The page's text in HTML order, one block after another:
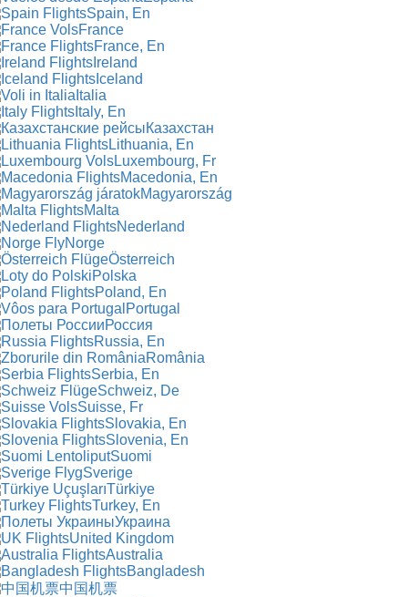
Spain, En
France
France, En
Ireland
Iceland
Italia
Italy, En
Казахстан
Lithuania, En
Luxembourg, Fr
Macedonia, En
Magyarország
Malta
Nederland
Norge
Österreich
Polska
Poland, En
Portugal
Россия
Russia, En
România
Serbia, En
Schweiz, De
Suisse, Fr
Slovakia, En
Slovenia, En
Suomi
Sverige
Türkiye
Turkey, En
Украина
United Kingdom
Australia
Bangladesh
中国机票